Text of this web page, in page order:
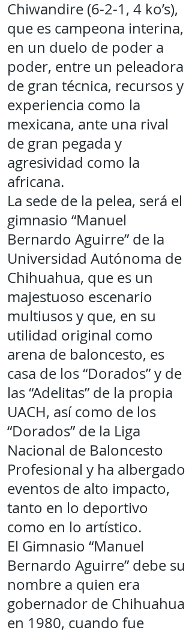
Chiwandire (6-2-1, 4 ko’s),
que es campeona interina,
en un duelo de poder a
poder, entre un peleadora
de gran técnica, recursos y
experiencia como la
mexicana, ante una rival
de gran pegada y
agresividad como la
africana.
La sede de la pelea, será el
gimnasio “Manuel
Bernardo Aguirre” de la
Universidad Autónoma de
Chihuahua, que es un
majestuoso escenario
multiusos y que, en su
utilidad original como
arena de baloncesto, es
casa de los “Dorados” y de
las “Adelitas” de la propia
UACH, así como de los
“Dorados” de la Liga
Nacional de Baloncesto
Profesional y ha albergado
eventos de alto impacto,
tanto en lo deportivo
como en lo artístico.
El Gimnasio “Manuel
Bernardo Aguirre” debe su
nombre a quien era
gobernador de Chihuahua
en 1980, cuando fue